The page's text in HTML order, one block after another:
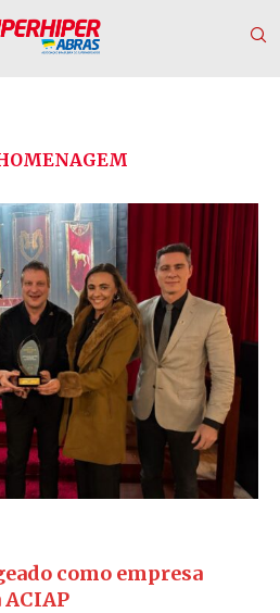
como empresa
ACIAP